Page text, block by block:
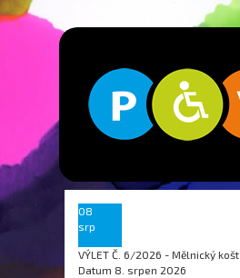
08
srp
VÝLET Č. 6/2026 - Mělnický košt
Datum 8. srpen 2026